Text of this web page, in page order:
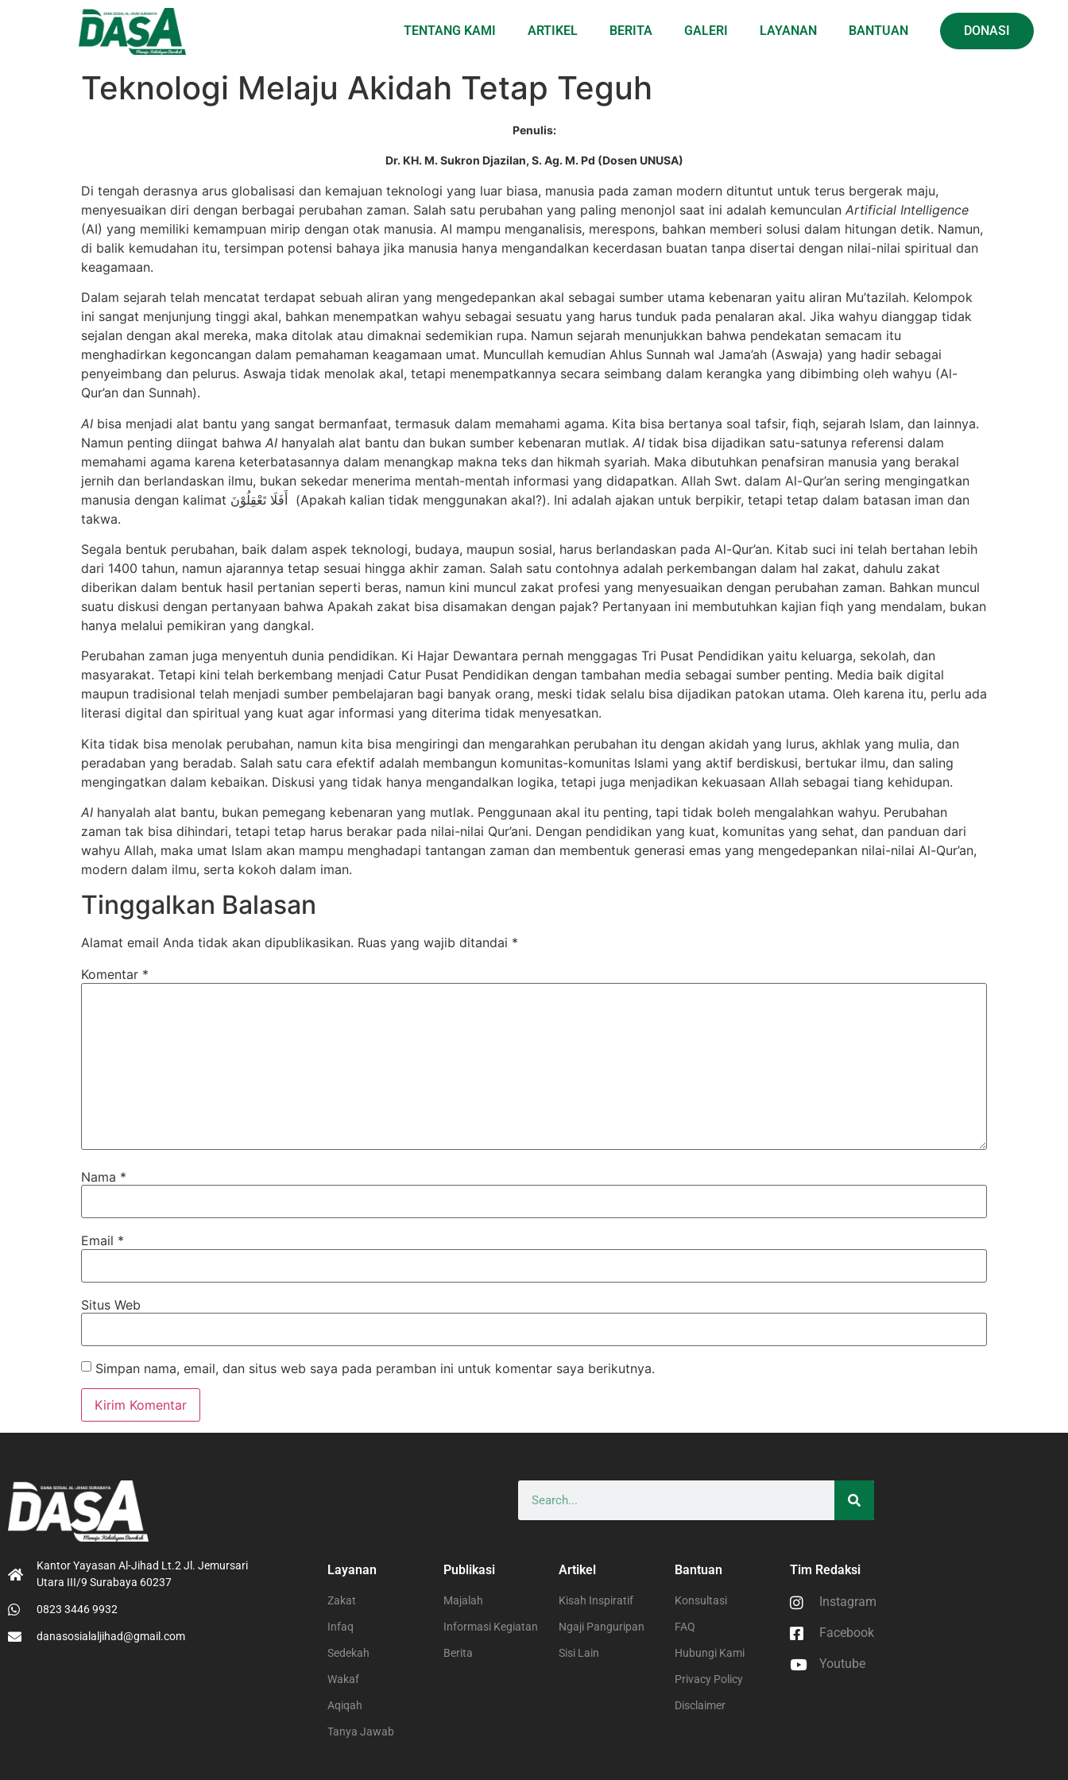
TENTANG KAMI ARTIKEL BERITA GALERI LAYANAN BANTUAN DONASI
Teknologi Melaju Akidah Tetap Teguh
Penulis:
Dr. KH. M. Sukron Djazilan, S. Ag. M. Pd (Dosen UNUSA)
Di tengah derasnya arus globalisasi dan kemajuan teknologi yang luar biasa, manusia pada zaman modern dituntut untuk terus bergerak maju,
menyesuaikan diri dengan berbagai perubahan zaman. Salah satu perubahan yang paling menonjol saat ini adalah kemunculan Artificial Intelligence
(AI) yang memiliki kemampuan mirip dengan otak manusia. AI mampu menganalisis, merespons, bahkan memberi solusi dalam hitungan detik. Namun,
di balik kemudahan itu, tersimpan potensi bahaya jika manusia hanya mengandalkan kecerdasan buatan tanpa disertai dengan nilai-nilai spiritual dan
keagamaan.
Dalam sejarah telah mencatat terdapat sebuah aliran yang mengedepankan akal sebagai sumber utama kebenaran yaitu aliran Mu’tazilah. Kelompok
ini sangat menjunjung tinggi akal, bahkan menempatkan wahyu sebagai sesuatu yang harus tunduk pada penalaran akal. Jika wahyu dianggap tidak
sejalan dengan akal mereka, maka ditolak atau dimaknai sedemikian rupa. Namun sejarah menunjukkan bahwa pendekatan semacam itu
menghadirkan kegoncangan dalam pemahaman keagamaan umat. Muncullah kemudian Ahlus Sunnah wal Jama’ah (Aswaja) yang hadir sebagai
penyeimbang dan pelurus. Aswaja tidak menolak akal, tetapi menempatkannya secara seimbang dalam kerangka yang dibimbing oleh wahyu (Al-
Qur’an dan Sunnah).
AI bisa menjadi alat bantu yang sangat bermanfaat, termasuk dalam memahami agama. Kita bisa bertanya soal tafsir, fiqh, sejarah Islam, dan lainnya.
Namun penting diingat bahwa AI hanyalah alat bantu dan bukan sumber kebenaran mutlak. AI tidak bisa dijadikan satu-satunya referensi dalam
memahami agama karena keterbatasannya dalam menangkap makna teks dan hikmah syariah. Maka dibutuhkan penafsiran manusia yang berakal
jernih dan berlandaskan ilmu, bukan sekedar menerima mentah-mentah informasi yang didapatkan. Allah Swt. dalam Al-Qur’an sering mengingatkan
manusia dengan kalimat أَفَلَا تَعْقِلُوْنَ (Apakah kalian tidak menggunakan akal?). Ini adalah ajakan untuk berpikir, tetapi tetap dalam batasan iman dan
takwa.
Segala bentuk perubahan, baik dalam aspek teknologi, budaya, maupun sosial, harus berlandaskan pada Al-Qur’an. Kitab suci ini telah bertahan lebih
dari 1400 tahun, namun ajarannya tetap sesuai hingga akhir zaman. Salah satu contohnya adalah perkembangan dalam hal zakat, dahulu zakat
diberikan dalam bentuk hasil pertanian seperti beras, namun kini muncul zakat profesi yang menyesuaikan dengan perubahan zaman. Bahkan muncul
suatu diskusi dengan pertanyaan bahwa Apakah zakat bisa disamakan dengan pajak? Pertanyaan ini membutuhkan kajian fiqh yang mendalam, bukan
hanya melalui pemikiran yang dangkal.
Perubahan zaman juga menyentuh dunia pendidikan. Ki Hajar Dewantara pernah menggagas Tri Pusat Pendidikan yaitu keluarga, sekolah, dan
masyarakat. Tetapi kini telah berkembang menjadi Catur Pusat Pendidikan dengan tambahan media sebagai sumber penting. Media baik digital
maupun tradisional telah menjadi sumber pembelajaran bagi banyak orang, meski tidak selalu bisa dijadikan patokan utama. Oleh karena itu, perlu ada
literasi digital dan spiritual yang kuat agar informasi yang diterima tidak menyesatkan.
Kita tidak bisa menolak perubahan, namun kita bisa mengiringi dan mengarahkan perubahan itu dengan akidah yang lurus, akhlak yang mulia, dan
peradaban yang beradab. Salah satu cara efektif adalah membangun komunitas-komunitas Islami yang aktif berdiskusi, bertukar ilmu, dan saling
mengingatkan dalam kebaikan. Diskusi yang tidak hanya mengandalkan logika, tetapi juga menjadikan kekuasaan Allah sebagai tiang kehidupan.
AI hanyalah alat bantu, bukan pemegang kebenaran yang mutlak. Penggunaan akal itu penting, tapi tidak boleh mengalahkan wahyu. Perubahan
zaman tak bisa dihindari, tetapi tetap harus berakar pada nilai-nilai Qur’ani. Dengan pendidikan yang kuat, komunitas yang sehat, dan panduan dari
wahyu Allah, maka umat Islam akan mampu menghadapi tantangan zaman dan membentuk generasi emas yang mengedepankan nilai-nilai Al-Qur’an,
modern dalam ilmu, serta kokoh dalam iman.
Tinggalkan Balasan
Alamat email Anda tidak akan dipublikasikan. Ruas yang wajib ditandai *
Komentar *
Nama *
Email *
Situs Web
Simpan nama, email, dan situs web saya pada peramban ini untuk komentar saya berikutnya.
Kantor Yayasan Al-Jihad Lt.2 Jl. Jemursari
Utara III/9 Surabaya 60237
0823 3446 9932
danasosialaljihad@gmail.com
Layanan
Zakat
Infaq
Sedekah
Wakaf
Aqiqah
Tanya Jawab
Publikasi
Majalah
Informasi Kegiatan
Berita
Artikel
Kisah Inspiratif
Ngaji Panguripan
Sisi Lain
Bantuan
Konsultasi
FAQ
Hubungi Kami
Privacy Policy
Disclaimer
Tim Redaksi
Instagram
Facebook
Youtube